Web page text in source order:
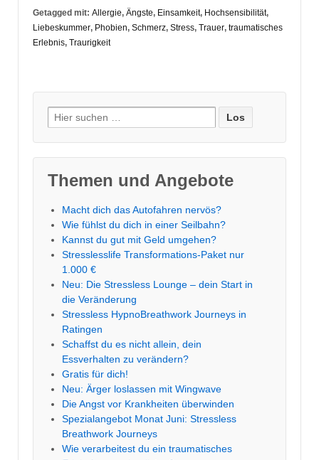
Getagged mit: Allergie, Ängste, Einsamkeit, Hochsensibilität,
Liebeskummer, Phobien, Schmerz, Stress, Trauer, traumatisches
Erlebnis, Traurigkeit
Suche
nach:
Themen und Angebote
Macht dich das Autofahren nervös?
Wie fühlst du dich in einer Seilbahn?
Kannst du gut mit Geld umgehen?
Stresslesslife Transformations-Paket nur
1.000 €
Neu: Die Stressless Lounge – dein Start in
die Veränderung
Stressless HypnoBreathwork Journeys in
Ratingen
Schaffst du es nicht allein, dein
Essverhalten zu verändern?
Gratis für dich!
Neu: Ärger loslassen mit Wingwave
Die Angst vor Krankheiten überwinden
Spezialangebot Monat Juni: Stressless
Breathwork Journeys
Wie verarbeitest du ein traumatisches